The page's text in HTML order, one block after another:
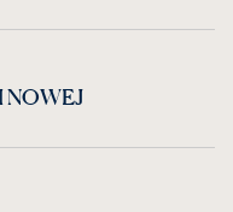
NOWEJ